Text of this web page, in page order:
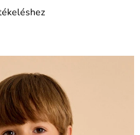
ből 0,0 csillag.